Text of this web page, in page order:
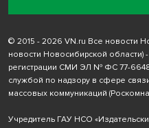
© 2015 - 2026 VN.ru Все новости
новости Новосибирской области)
регистрации СМИ ЭЛ № ФС 77-
службой по надзору в сфере
массовых коммуникаций
Учредитель ГАУ НСО